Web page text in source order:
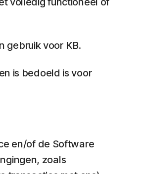
gebruik voor KB.
is bedoeld is voor
en/of de Software
zoals